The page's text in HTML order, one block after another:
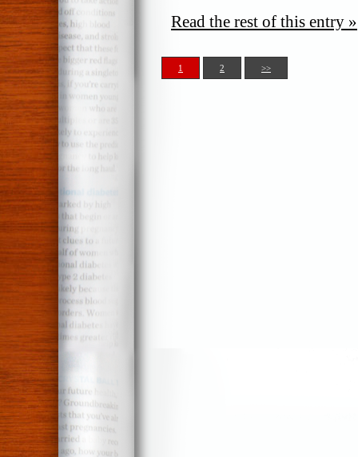
Read the rest of this entry »
1 2 >>